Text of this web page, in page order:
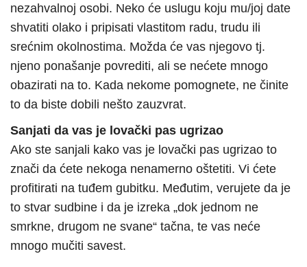
nezahvalnoj osobi. Neko će uslugu koju mu/joj date
shvatiti olako i pripisati vlastitom radu, trudu ili
srećnim okolnostima. Možda će vas njegovo tj.
njeno ponašanje povrediti, ali se nećete mnogo
obazirati na to. Kada nekome pomognete, ne činite
to da biste dobili nešto zauzvrat.
Sanjati da vas je lovački pas ugrizao
Ako ste sanjali kako vas je lovački pas ugrizao to
znači da ćete nekoga nenamerno oštetiti. Vi ćete
profitirati na tuđem gubitku. Međutim, verujete da je
to stvar sudbine i da je izreka „dok jednom ne
smrkne, drugom ne svane“ tačna, te vas neće
mnogo mučiti savest.